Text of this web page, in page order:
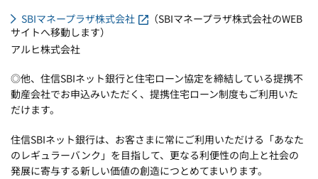
SBIマネープラザ株式会社
（SBIマネープラザ株式会社のWEB
サイトへ移動します）
アルヒ株式会社
◎他、住信SBIネット銀行と住宅ローン協定を締結している提携不
動産会社でお申込みいただく、提携住宅ローン制度もご利用いた
だけます。
住信SBIネット銀行は、お客さまに常にご利用いただける「あなた
のレギュラーバンク」を目指して、更なる利便性の向上と社会の
発展に寄与する新しい価値の創造につとめてまいります。